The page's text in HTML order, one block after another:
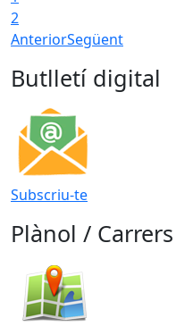
2
AnteriorSegüent
Butlletí digital
Subscriu-te
Plànol / Carrers